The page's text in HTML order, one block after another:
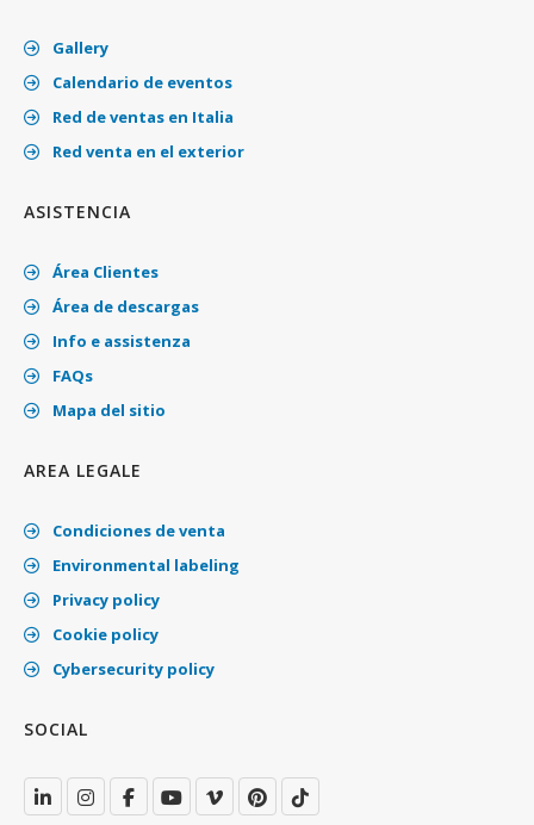
Gallery
Calendario de eventos
Red de ventas en Italia
Red venta en el exterior
ASISTENCIA
Área Clientes
Área de descargas
Info e assistenza
FAQs
Mapa del sitio
AREA LEGALE
Condiciones de venta
Environmental labeling
Privacy policy
Cookie policy
Cybersecurity policy
SOCIAL